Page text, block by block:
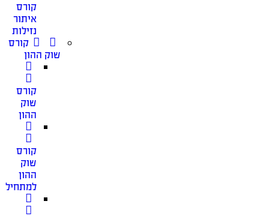
קורס
איתור
נזילות
קורס
שוק ההון
קורס
שוק
ההון
קורס
שוק
ההון